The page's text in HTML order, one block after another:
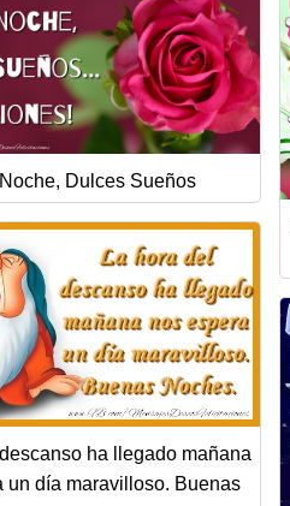
Dulces Sueños
ha llegado mañana
un día maravilloso. Buenas